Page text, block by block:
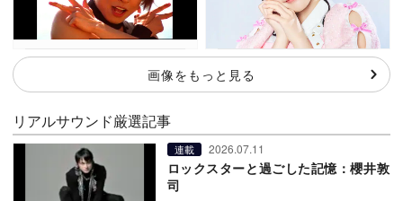
画像をもっと見る
リアルサウンド厳選記事
連載 2026.07.11
ロックスターと過ごした記憶：櫻井敦
司